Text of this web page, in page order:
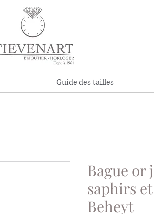
Guide des tailles
Bague or
saphirs
Beheyt